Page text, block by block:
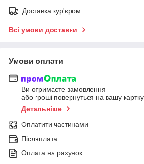
Доставка кур'єром
Всі умови доставки
Умови оплати
Ви отримаєте замовлення
або гроші повернуться на вашу картку
Детальніше
Оплатити частинами
Післяплата
Оплата на рахунок